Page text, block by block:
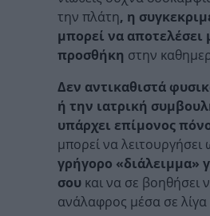
την πλάτη, η
μπορεί να αποτελέσει
προσθήκη στην
Δεν αντικαθιστά
ή την ιατρική
υπάρχει επίμονος
μπορεί να λειτουργήσει
γρήγορο «διάλειμμα»
σου και να σε βοηθήσει
ανάλαφρος μέσα σε λίγα